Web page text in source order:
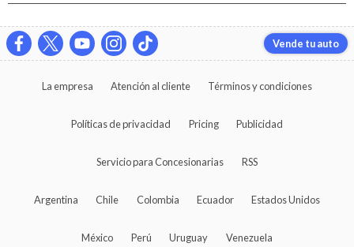
Vende tu auto
La empresa Atención al cliente Términos y condiciones
Políticas de privacidad Pricing Publicidad
Servicio para Concesionarias RSS
Argentina Chile Colombia Ecuador Estados Unidos
México Perú Uruguay Venezuela